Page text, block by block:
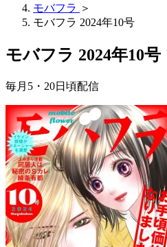
モバフラ ＞
モバフラ 2024年10号
モバフラ 2024年10号
毎月5・20日頃配信